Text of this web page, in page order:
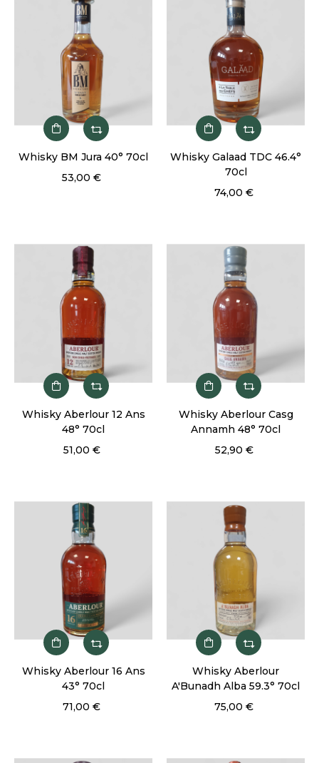
Whisky BM Jura 40° 70cl
53,00 €
Whisky Galaad TDC 46.4°
70cl
74,00 €
Whisky Aberlour 12 Ans
48° 70cl
51,00 €
Whisky Aberlour Casg
Annamh 48° 70cl
52,90 €
Whisky Aberlour 16 Ans
43° 70cl
71,00 €
Whisky Aberlour
A'Bunadh Alba 59.3° 70cl
75,00 €